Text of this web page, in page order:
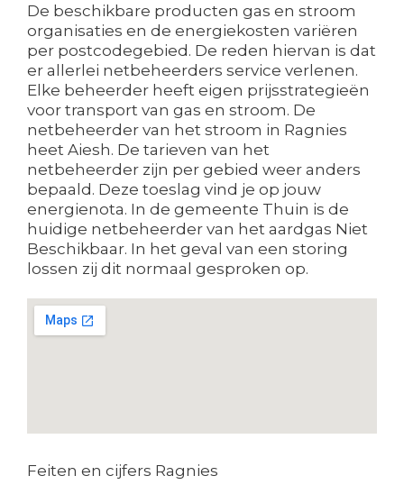
De beschikbare producten gas en stroom
organisaties en de energiekosten variëren
per postcodegebied. De reden hiervan is dat
er allerlei netbeheerders service verlenen.
Elke beheerder heeft eigen prijsstrategieën
voor transport van gas en stroom. De
netbeheerder van het stroom in Ragnies
heet Aiesh. De tarieven van het
netbeheerder zijn per gebied weer anders
bepaald. Deze toeslag vind je op jouw
energienota. In de gemeente Thuin is de
huidige netbeheerder van het aardgas Niet
Beschikbaar. In het geval van een storing
lossen zij dit normaal gesproken op.
Feiten en cijfers Ragnies